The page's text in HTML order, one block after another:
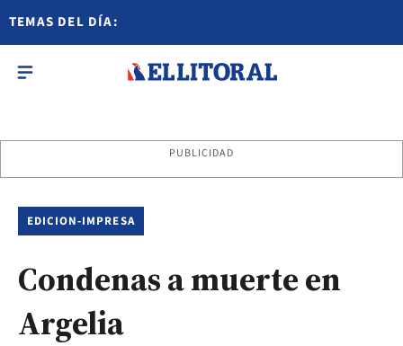
TEMAS DEL DÍA:
PUBLICIDAD
EDICION-IMPRESA
Condenas a muerte en
Argelia